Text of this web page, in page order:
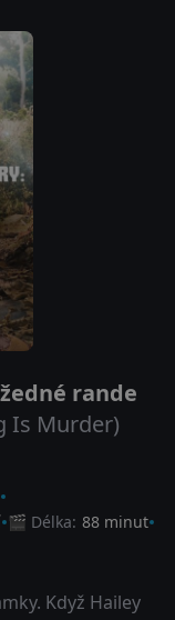
rande
Is Murder)
🎬 Délka: 88 minut
Když Hailey